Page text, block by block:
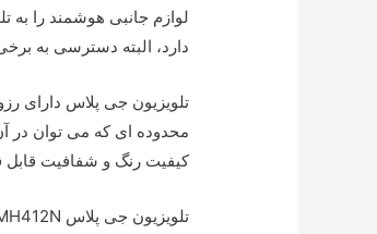
لوازم جانبی هوشمند را به
دارد، البته دسترسی به
تلویزیون جی پلاس دارای
کیفیت رنگ و شفافیت قابل